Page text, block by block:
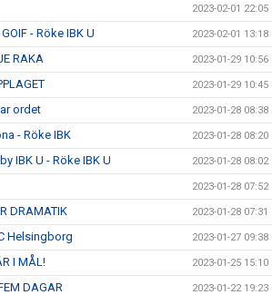
2023-02-01 22:05
- Röke IBK U 2023-02-01 13:18
RAKA 2023-01-29 10:56
2023-01-29 10:45
ordet 2023-01-28 08:38
- Röke IBK 2023-01-28 08:20
IBK U - Röke IBK U 2023-01-28 08:02
2023-01-28 07:52
DRAMATIK 2023-01-28 07:31
Helsingborg 2023-01-27 09:38
I MÅL! 2023-01-25 15:10
DAGAR 2023-01-22 19:23